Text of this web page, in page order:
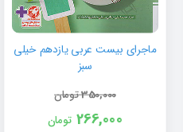
ماجرای بیست عربی یازدهم خیلی
سبز
350,000تومان
266,000 تومان